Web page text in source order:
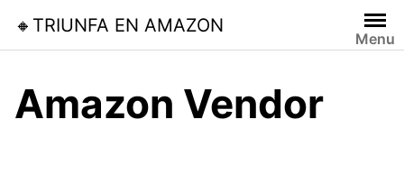
content
🔸TRIUNFA EN AMAZON
Menu
Amazon Vendor